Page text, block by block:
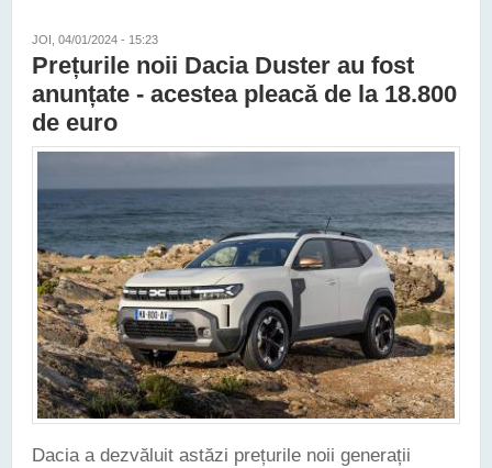
JOI, 04/01/2024 - 15:23
Prețurile noii Dacia Duster au fost
anunțate - acestea pleacă de la 18.800
de euro
Dacia a dezvăluit astăzi prețurile noii generații